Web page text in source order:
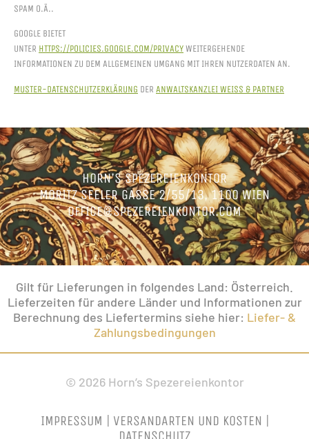
SPAM O.Ä..
GOOGLE BIETET
UNTER HTTPS://POLICIES.GOOGLE.COM/PRIVACYWEITERGEHENDE
INFORMATIONEN ZU DEM ALLGEMEINEN UMGANG MIT IHREN NUTZERDATEN AN.
MUSTER-DATENSCHUTZERKLÄRUNG DER ANWALTSKANZLEI WEISS & PARTNER
HORN’S SPEZEREIENKONTOR
MORITZ SEELER GASSE 2/55/13, 1100 WIEN
OFFICE@SPEZEREIENKONTOR.COM
Gilt für Lieferungen in folgendes Land: Österreich.
Lieferzeiten für andere Länder und Informationen zur
Berechnung des Liefertermins siehe hier: Liefer- &
Zahlungsbedingungen
© 2026 Horn’s Spezereienkontor
IMPRESSUM VERSANDARTEN UND KOSTEN
DATENSCHUTZ